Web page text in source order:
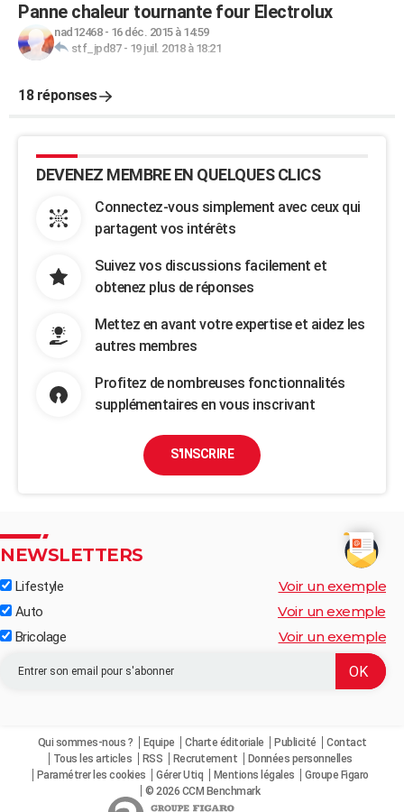
Panne chaleur tournante four Electrolux
nad12468- 16 déc. 2015 à 14:59
stf_jpd87- 19 juil. 2018 à 18:21
18 réponses
DEVENEZ MEMBRE EN QUELQUES CLICS
Connectez-vous simplement avec ceux qui
partagent vos intérêts
Suivez vos discussions facilement et
obtenez plus de réponses
Mettez en avant votre expertise et aidez les
autres membres
Profitez de nombreuses fonctionnalités
supplémentaires en vous inscrivant
S'INSCRIRE
NEWSLETTERS
Lifestyle Voir un exemple
Auto Voir un exemple
Bricolage Voir un exemple
Qui sommes-nous ? Equipe Charte éditoriale Publicité
Contact
Tous les articles
RSS Recrutement
Données personnelles
Paramétrer les cookies
Gérer Utiq Mentions légales
Groupe Figaro
© 2026 CCM Benchmark